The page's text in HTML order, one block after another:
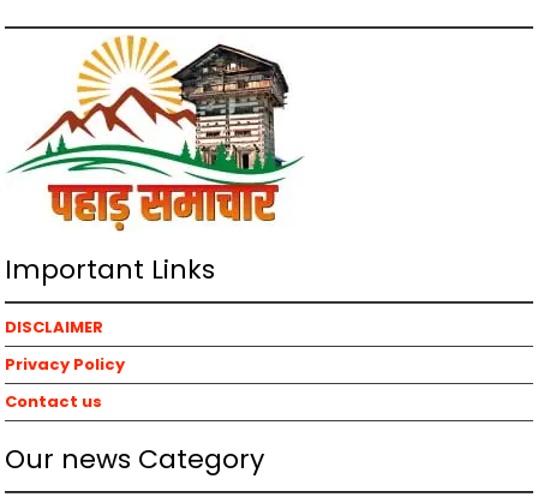
Important Links
DISCLAIMER
Privacy Policy
Contact us
Our news Category